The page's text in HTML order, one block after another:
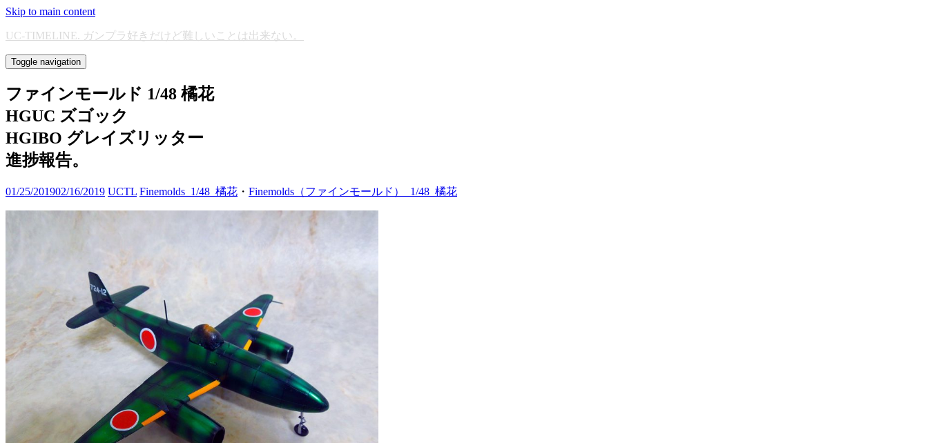
Skip to main content
UC-TIMELINE. ガンプラ好きだけど難しいことは出来ない。
Toggle navigation
ファインモールド 1/48 橘花
HGUC ズゴック
HGIBO グレイズリッター
進捗報告。
01/25/201902/16/2019 UCTL Finemolds_1/48_橘花 ・ Finemolds（ファインモールド）_1/48_橘花